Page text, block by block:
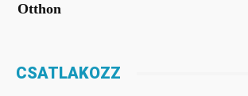
Otthon
CSATLAKOZZ